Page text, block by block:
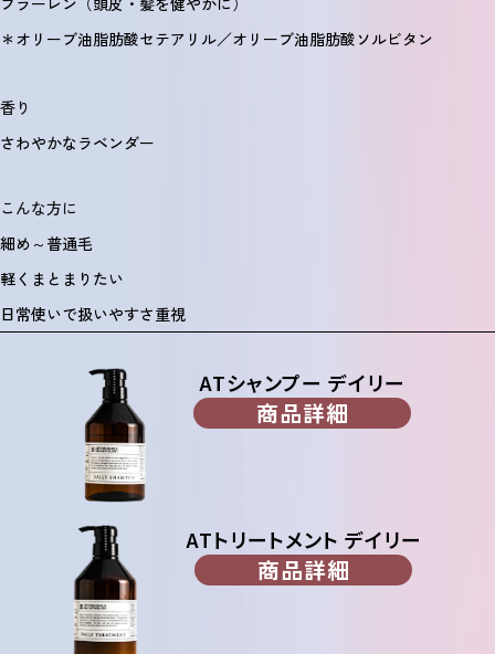
＊オリーブ油脂肪酸セテアリル／オリーブ油脂肪酸ソルビタン
香り
さわやかなラベンダー
こんな方に
細め～普通毛
軽くまとまりたい
日常使いで扱いやすさ重視
ATシャンプー デイリー
商品詳細
ATトリートメント デイリー
商品詳細